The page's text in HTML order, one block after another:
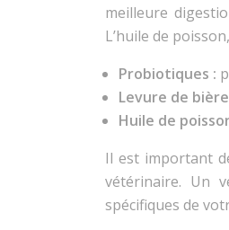
meilleure
L’huile de
Probiotiques :
Levure de
Huile de
Il est important
vétérinaire. Un
spécifiques de